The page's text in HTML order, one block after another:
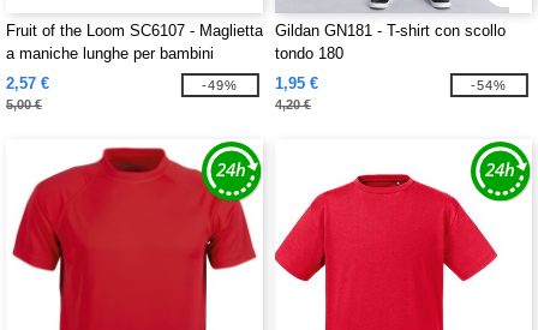
Fruit of the Loom SC6107 - Maglietta
a maniche lunghe per bambini
2,57 €
5,00 €
-49%
Gildan GN181 - T-shirt con scollo
tondo 180
1,95 €
4,20 €
-54%